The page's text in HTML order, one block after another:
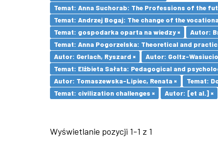
Temat: Anna Suchorab: The Professions of the
Temat: Andrzej Bogaj: The change of the
Temat: gospodarka oparta na wiedzy ×
Autor:
Temat: Anna Pogorzelska: Theoretical and
Autor: Gerlach, Ryszard ×
Autor: Goltz-
Temat: Elżbieta Sałata: Pedagogical and
Autor: Tomaszewska-Lipiec, Renata ×
Temat:
Temat: civilization challenges ×
Autor: [et al.] ×
Wyświetlanie pozycji 1-1 z 1